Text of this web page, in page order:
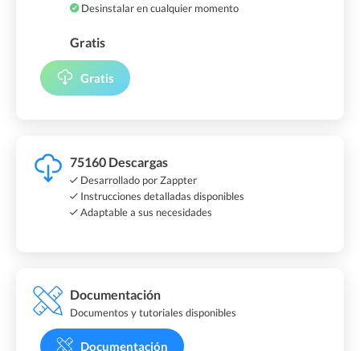
Desinstalar en cualquier momento
Gratis
Gratis
75160 Descargas
Desarrollado por Zappter
Instrucciones detalladas disponibles
Adaptable a sus necesidades
Documentación
Documentos y tutoriales disponibles
Documentación